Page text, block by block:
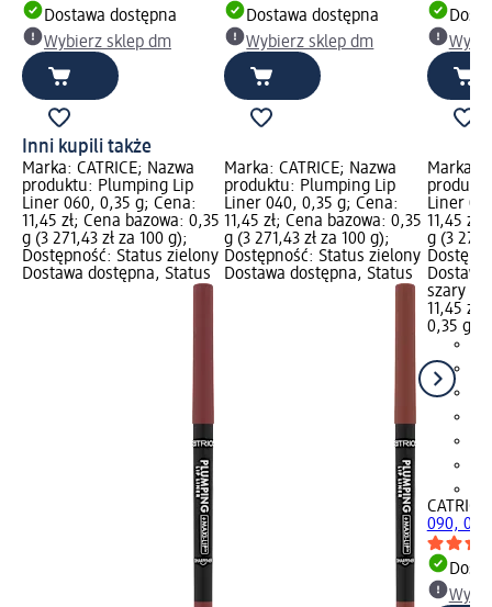
Dostawa dostępna
Wybierz sklep dm
Dostawa dostępna
Wybierz sklep dm
Inni kupili także
Marka: CATRICE; Nazwa
produktu: Plumping Lip
Liner 060, 0,35 g; Cena:
11,45 zł; Cena bazowa: 0,35
g (3 271,43 zł za 100 g);
Dostępność: Status zielony
Dostawa dostępna, Status
Marka: CATRICE; Nazwa
produktu: Plumping Lip
Liner 040, 0,35 g; Cena:
11,45 zł; Cena bazowa: 0,35
g (3 271,43 zł za 100 g);
Dostępność: Status zielony
Dostawa dostępna, Status
Marka:
Liner
11,45
g (3
szary
11,45 zł
0,35 g (3
CATRICE
090,